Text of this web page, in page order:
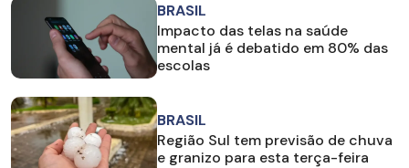
BRASIL
Impacto das telas na saúde
mental já é debatido em 80% das
escolas
BRASIL
Região Sul tem previsão de chuva
e granizo para esta terça-feira